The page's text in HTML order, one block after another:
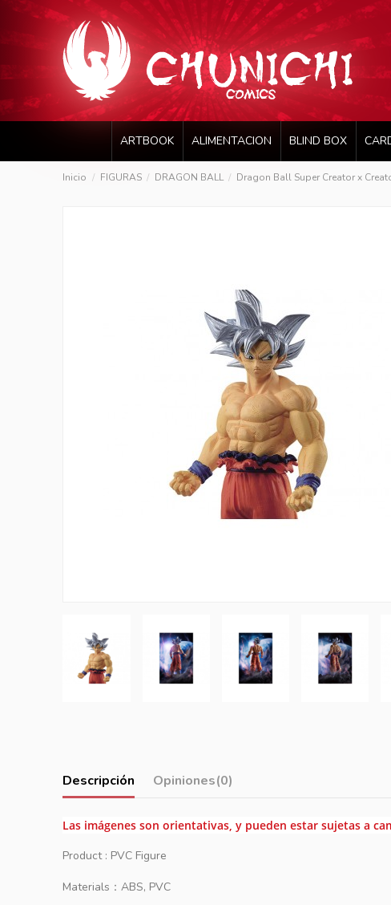
ARTBOOK ALIMENTACION BLIND BOX
Inicio FIGURAS DRAGON BALL Dragon Ball Super Creator x
Descripción Opiniones(0)
Las imágenes son orientativas, y pueden estar sujetas a
Product : PVC Figure
Materials：ABS, PVC